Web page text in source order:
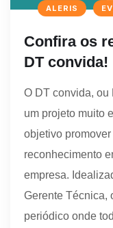
ALERIS
Confira os
DT convida!
O DT convida, ou
um projeto muito
objetivo
reconhecimento
empresa.
Gerente Técnica,
periódico onde